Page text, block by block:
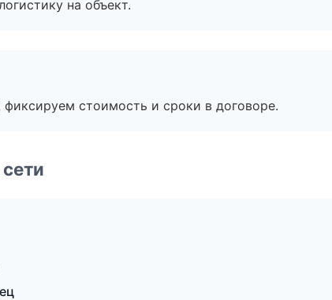
на объект.
стоимость и сроки в договоре.